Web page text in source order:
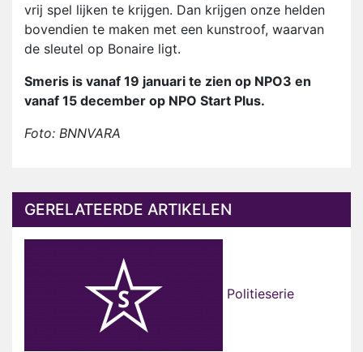
vrij spel lijken te krijgen. Dan krijgen onze helden
bovendien te maken met een kunstroof, waarvan
de sleutel op Bonaire ligt.
Smeris is vanaf 19 januari te zien op NPO3 en
vanaf 15 december op NPO Start Plus.
Foto: BNNVARA
GERELATEERDE ARTIKELEN
Politieserie